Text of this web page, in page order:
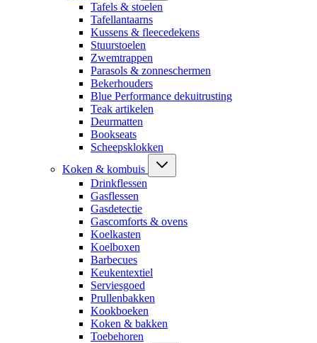
Tafels & stoelen
Tafellantaarns
Kussens & fleecedekens
Stuurstoelen
Zwemtrappen
Parasols & zonneschermen
Bekerhouders
Blue Performance dekuitrusting
Teak artikelen
Deurmatten
Bookseats
Scheepsklokken
Koken & kombuis
Drinkflessen
Gasflessen
Gasdetectie
Gascomforts & ovens
Koelkasten
Koelboxen
Barbecues
Keukentextiel
Serviesgoed
Prullenbakken
Kookboeken
Koken & bakken
Toebehoren